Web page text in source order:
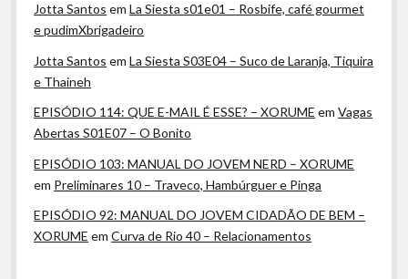
Jotta Santos emLa Siesta s01e01 – Rosbife, café gourmet
e pudimXbrigadeiro
Jotta Santos emLa Siesta S03E04 – Suco de Laranja, Tiquira
e Thaineh
EPISÓDIO 114: QUE E-MAIL É ESSE? – XORUME emVagas
Abertas S01E07 – O Bonito
EPISÓDIO 103: MANUAL DO JOVEM NERD – XORUME
em Preliminares 10 – Traveco, Hambúrguer e Pinga
EPISÓDIO 92: MANUAL DO JOVEM CIDADÃO DE BEM –
XORUME emCurva de Rio 40 – Relacionamentos